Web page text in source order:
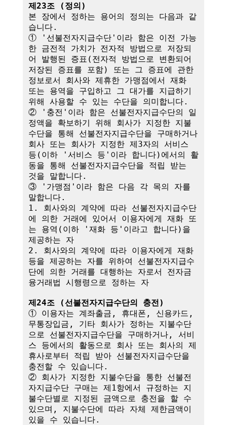
제23조 (정의)
본 장에서 정하는 용어의 정의는 다음과 같
습니다.
① '선불전자지급수단'이라 함은 이전 가능
한 금전적 가치가 전자적 방법으로 저장되
어 발행된 증표(전자적 방법으로 변환되어
저장된 증표를 포함) 또는 그 증표에 관한
정보로서 회사와 제휴한 가맹점에서 재화
또는 용역을 구입하고 그 대가를 지급하기
위해 사용할 수 있는 수단을 의미합니다.
② '충전'이라 함은 선불전자지급수단의 일
정액을 확보하기 위해 회사가 지정한 지불
수단을 통해 선불전자지급수단을 구매하거나
회사 또는 회사가 지정한 제3자의 서비스
등(이하 '서비스 등'이라 합니다)에서의 활
동을 통해 선불전자지급수단을 적립 받는
것을 말합니다.
③ '가맹점'이라 함은 다음 각 목의 자를
말합니다.
1. 회사와의 계약에 따라 선불전자지급수단
에 의한 거래에 있어서 이용자에게 재화 또
는 용역(이하 '재화 등'이라고 합니다)을
제공하는 자
2. 회사와의 계약에 따라 이용자에게 재화
등을 제공하는 자를 위하여 선불전자지급수
단에 의한 거래를 대행하는 자로서 전자금
융거래법 시행령으로 정하는 자
제24조 (선불전자지급수단의 충전)
① 이용자는 계좌출금, 휴대폰, 신용카드,
무통장입금, 기타 회사가 정하는 지불수단
으로 선불전자지급수단을 구매하거나, 서비
스 등에서의 활동으로 회사 또는 회사의 제
휴사로부터 적립 받아 선불전자지급수단을
충전할 수 있습니다.
② 회사가 지정한 지불수단을 통한 선불전
자지급수단 구매는 제1항에서 규정하는 지
불수단별로 지정된 금액으로 충전을 할 수
있으며, 지불수단에 따라 자체 제한금액이
있을 수 있습니다.